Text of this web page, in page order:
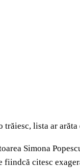
lista ar arăta
Simona
citesc